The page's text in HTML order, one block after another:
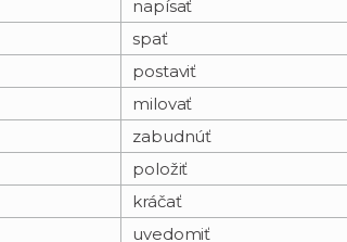
napísať
spať
postaviť
milovať
zabudnúť
položiť
kráčať
uvedomiť